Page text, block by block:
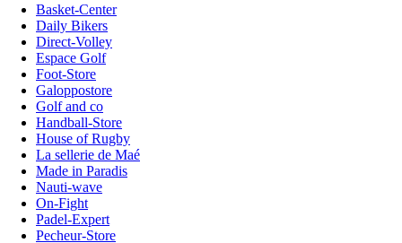
Basket-Center
Daily Bikers
Direct-Volley
Espace Golf
Foot-Store
Galoppostore
Golf and co
Handball-Store
House of Rugby
La sellerie de Maé
Made in Paradis
Nauti-wave
On-Fight
Padel-Expert
Pecheur-Store